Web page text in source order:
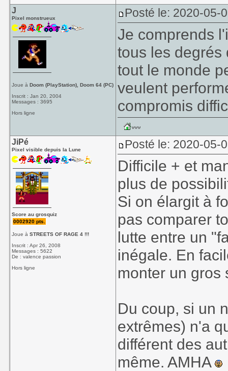
J
Pixel monstrueux
Joue àDoom (PlayStation), Doom 64 (PC)
Inscrit : Jan 20, 2004
Messages : 3695
Hors ligne
Posté le: 2020-05-
Je comprends
tous les degrés
tout le monde
veulent
compromis
JiPé
Pixel visible depuis la Lune
Score au grosquiz
0002920 pts.
Joue àSTREETS OF RAGE 4 !!!
Inscrit : Apr 26, 2008
Messages : 5622
De : valence passion
Hors ligne
Posté le: 2020-05-
Difficile + et
plus de
Si on élargit à
pas comparer
lutte entre un
inégale. En
monter un gros
Du coup, si un
extrêmes) n'a
différent des
même. AMHA